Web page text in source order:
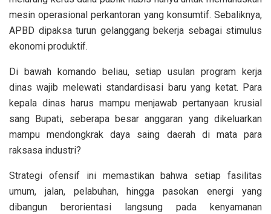
mesin operasional perkantoran yang konsumtif. Sebaliknya,
APBD dipaksa turun gelanggang bekerja sebagai stimulus
ekonomi produktif.
Di bawah komando beliau, setiap usulan program kerja
dinas wajib melewati standardisasi baru yang ketat. Para
kepala dinas harus mampu menjawab pertanyaan krusial
sang Bupati, seberapa besar anggaran yang dikeluarkan
mampu mendongkrak daya saing daerah di mata para
raksasa industri?
Strategi ofensif ini memastikan bahwa setiap fasilitas
umum, jalan, pelabuhan, hingga pasokan energi yang
dibangun berorientasi langsung pada kenyamanan